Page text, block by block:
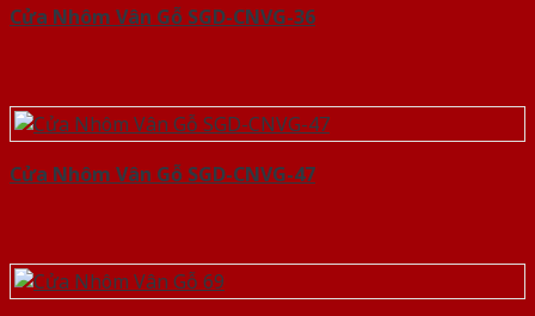
Cửa Nhôm Vân Gỗ SGD-CNVG-36
Cửa Nhôm Vân Gỗ SGD-CNVG-47